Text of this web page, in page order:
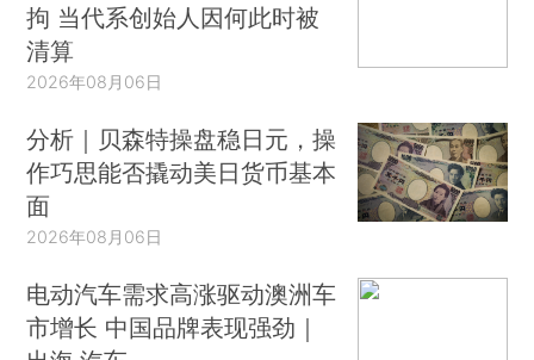
拘 当代系创始人因何此时被
清算
2026年08月06日
分析｜贝森特操盘稳日元，操
作巧思能否撬动美日货币基本
面
2026年08月06日
电动汽车需求高涨驱动澳洲车
市增长 中国品牌表现强劲｜